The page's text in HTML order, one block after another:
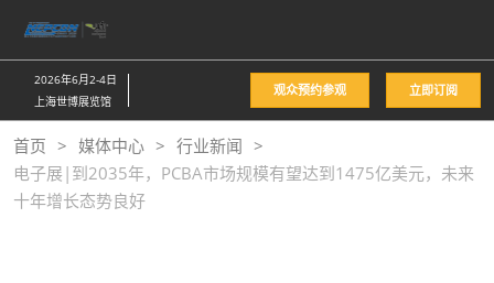
接
跳
至
内
容
2026年6月2-4日
上海世博展览馆
观众预约参观 立即订阅
首页 媒体中心
行业新闻
电子展|到2035年，PCBA市场规模有望达到1475亿美元，未来
十年增长态势良好